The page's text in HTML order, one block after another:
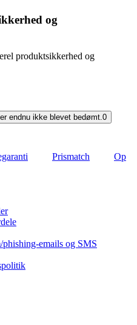
og
produktsikkerhed og
endnu ikke blevet bedømt.0
Prismatch
Op
emails og SMS